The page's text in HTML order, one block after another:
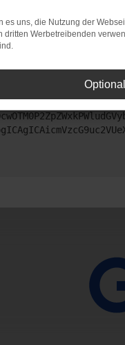
dem neuesten Stand
kann auch dazu
uns bitte. Wir
es uns, die Nutzung der
dritten Werbetreibenden